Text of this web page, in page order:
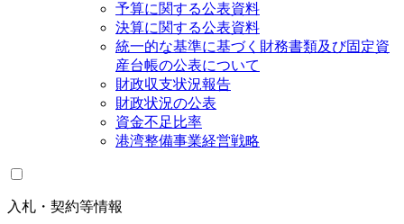
予算に関する公表資料
決算に関する公表資料
統一的な基準に基づく財務書類及び固定資
産台帳の公表について
財政収支状況報告
財政状況の公表
資金不足比率
港湾整備事業経営戦略
入札・契約等情報